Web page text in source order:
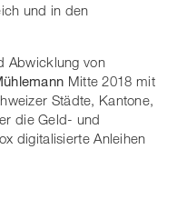
und in den
Abwicklung von
Mitte 2018 mit
Städte, Kantone,
die Geld- und
digitalisierte Anleihen